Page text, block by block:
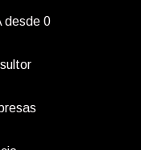
desde 0